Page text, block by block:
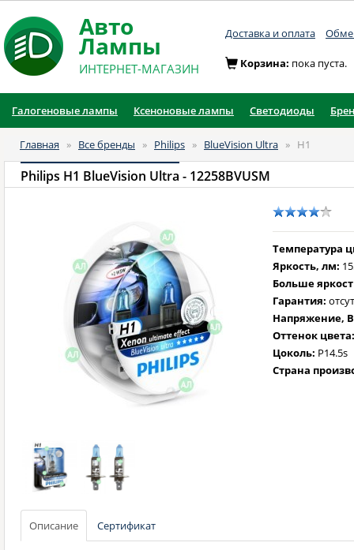
Авто
Лампы
ИНТЕРНЕТ-МАГАЗИН
Доставка и оплата
Корзина: пока пуста.
Галогеновые лампы Ксеноновые лампы Светодиоды
Главная » Все бренды » Philips » BlueVision Ultra » H1
Philips H1 BlueVision Ultra - 12258BVUSM
Температура
Яркость, лм:
Больше
Гарантия:
Напряжение,
Оттенок
Цоколь: P14.5s
Страна
Описание Сертификат